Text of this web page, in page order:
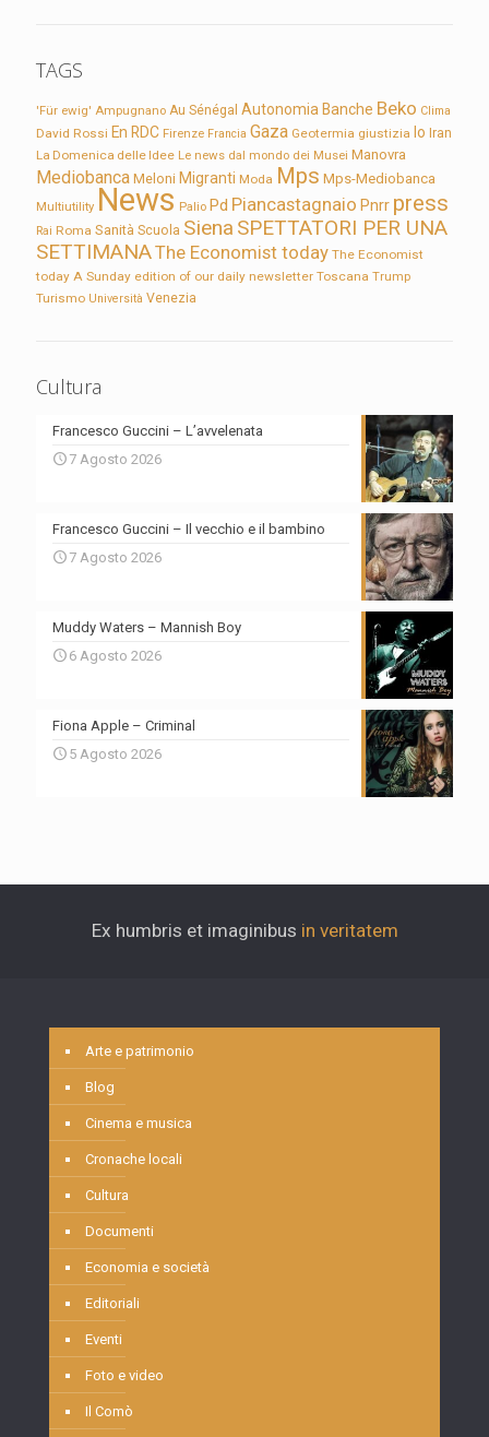
TAGS
'Für ewig' Ampugnano Au Sénégal Autonomia Banche Beko Clima
David Rossi En RDC Firenze Francia Gaza Geotermia giustizia Io Iran
La Domenica delle Idee Le news dal mondo dei Musei Manovra
Mediobanca Meloni Migranti Moda Mps Mps-Mediobanca
Multiutility News Palio Pd Piancastagnaio Pnrr press
Rai Roma Sanità Scuola Siena SPETTATORI PER UNA
SETTIMANAThe Economist today The Economist
today A Sunday edition of our daily newsletter Toscana Trump
Turismo Università Venezia
Cultura
Francesco Guccini – L’avvelenata
7 Agosto 2026
Francesco Guccini – Il vecchio e il bambino
7 Agosto 2026
Muddy Waters – Mannish Boy
6 Agosto 2026
Fiona Apple – Criminal
5 Agosto 2026
Ex humbris et imaginibus in veritatem
Arte e patrimonio
Blog
Cinema e musica
Cronache locali
Cultura
Documenti
Economia e società
Editoriali
Eventi
Foto e video
Il Comò